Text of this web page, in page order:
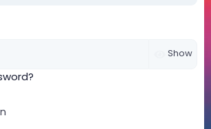
Show